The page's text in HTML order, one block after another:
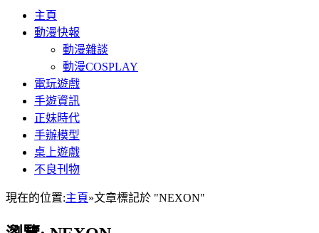
主頁
動漫快報
動漫雜談
動漫COSPLAY
電玩遊戲
手遊資訊
正妹時代
手辦模型
桌上遊戲
不良刊物
現在的位置:主頁»文章標記於 "NEXON"